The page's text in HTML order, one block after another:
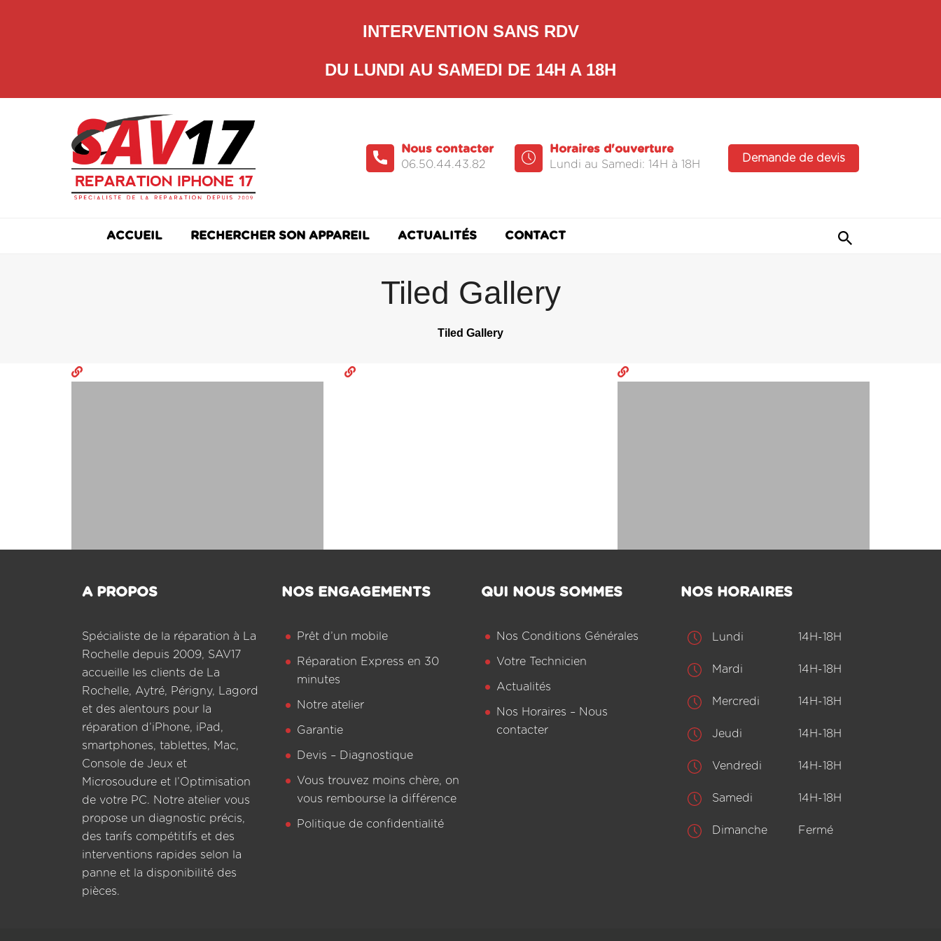
INTERVENTION SANS RDV
DU LUNDI AU SAMEDI DE 14H A 18H
Demande de devis
Horaires d'ouverture
Lundi au Samedi: 14H à 18H
Nous contacter
06.50.44.43.82
ACCUEIL RECHERCHER SON APPAREIL ACTUALITÉS CONTACT
Tiled Gallery
Tiled Gallery
A PROPOS
Spécialiste de la réparation à La
Rochelle depuis 2009, SAV17
accueille les clients de La
Rochelle, Aytré, Périgny, Lagord
et des alentours pour la
réparation d’iPhone, iPad,
smartphones, tablettes, Mac,
Console de Jeux et
Microsoudure et l’Optimisation
de votre PC. Notre atelier vous
propose un diagnostic précis,
des tarifs compétitifs et des
interventions rapides selon la
panne et la disponibilité des
pièces.
NOS ENGAGEMENTS
Prêt d’un mobile
Réparation Express en 30
minutes
Notre atelier
Garantie
Devis – Diagnostique
Vous trouvez moins chère, on
vous rembourse la différence
Politique de confidentialité
QUI NOUS SOMMES
Nos Conditions Générales
Votre Technicien
Actualités
Nos Horaires – Nous
contacter
NOS HORAIRES
Lundi 14H-18H
Mardi 14H-18H
Mercredi 14H-18H
Jeudi 14H-18H
Vendredi 14H-18H
Samedi 14H-18H
Dimanche Fermé